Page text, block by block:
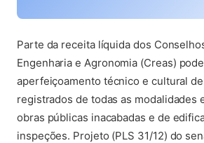
Parte da receita líquida dos
Engenharia e Agronomia (Creas)
aperfeiçoamento técnico e cultural
registrados de todas as modalidades
obras públicas inacabadas e de
inspeções. Projeto (PLS 31/12) do